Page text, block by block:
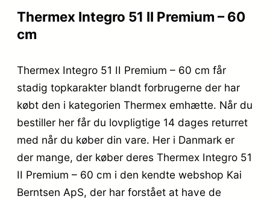
Thermex Integro 51 II Premium – 60
cm
Thermex Integro 51 II Premium – 60 cm får
stadig topkarakter blandt forbrugerne der har
købt den i kategorien Thermex emhætte. Når du
bestiller her får du lovpligtige 14 dages returret
med når du køber din vare. Her i Danmark er
der mange, der køber deres Thermex Integro 51
II Premium – 60 cm i den kendte webshop Kai
Berntsen ApS, der har forstået at have de